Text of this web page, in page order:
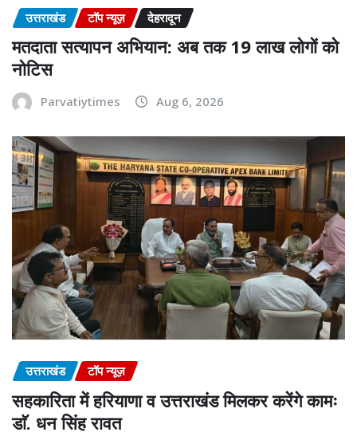
उत्तराखंड टॉप न्यूज़ देहरादून
मतदाता सत्यापन अभियान: अब तक 19 लाख लोगों को
नोटिस
Parvatiytimes Aug 6, 2026
उत्तराखंड टॉप न्यूज़
सहकारिता में हरियाणा व उत्तराखंड मिलकर करेंगे कामः
डाॅ. धन सिंह रावत